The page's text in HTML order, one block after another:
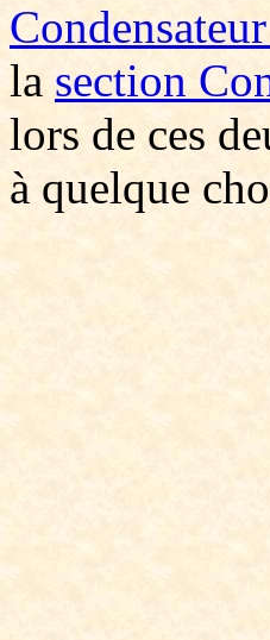
la section
lors de ces
à quelque